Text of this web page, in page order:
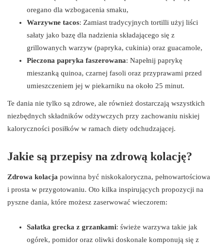
oregano dla wzbogacenia smaku,
Warzywne tacos: Zamiast tradycyjnych tortilli użyj liści
sałaty jako bazę dla nadzienia składającego się z
grillowanych warzyw (papryka, cukinia) oraz guacamole,
Pieczona papryka faszerowana: Napełnij paprykę
mieszanką quinoa, czarnej fasoli oraz przyprawami przed
umieszczeniem jej w piekarniku na około 25 minut.
Te dania nie tylko są zdrowe, ale również dostarczają wszystkich
niezbędnych składników odżywczych przy zachowaniu niskiej
kaloryczności posiłków w ramach diety odchudzającej.
Jakie są przepisy na zdrową kolację?
Zdrowa kolacja powinna być niskokaloryczna, pełnowartościowa
i prosta w przygotowaniu. Oto kilka inspirujących propozycji na
pyszne dania, które możesz zaserwować wieczorem:
Sałatka grecka z grzankami: świeże warzywa takie jak
ogórek, pomidor oraz oliwki doskonale komponują się z